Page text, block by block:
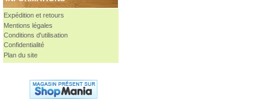
Expédition et retours
Mentions légales
Conditions d'utilisation
Confidentialité
Plan du site